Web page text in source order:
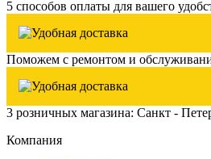
5 способов оплаты для вашего
Поможем с ремонтом и
3 розничных магазина: Санкт -
Компания